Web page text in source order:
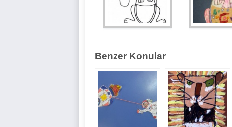
Benzer Konular